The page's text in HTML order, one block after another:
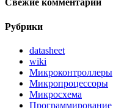
Свежие комментарии
Рубрики
datasheet
wiki
Микроконтроллеры
Микропроцессоры
Микросхема
Программирование